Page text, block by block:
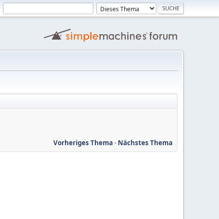
Vorheriges Thema - Nächstes Thema